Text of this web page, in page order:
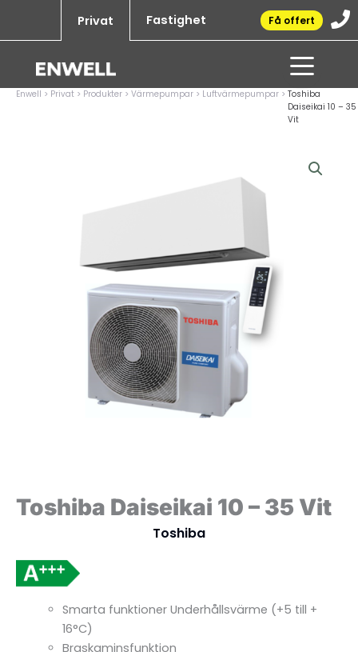
Privat Fastighet Få offert
Enwell > Privat > Produkter > Värmepumpar > Luftvärmepumpar > Toshiba
Daiseikai 10 – 35
Vit
Toshiba Daiseikai 10 – 35 Vit
Toshiba
Smarta funktioner Underhållsvärme (+5 till +
16°C)
Braskaminsfunktion